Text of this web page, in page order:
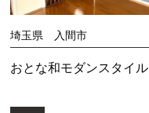
埼玉県 入間市
おとな和モダンスタイル